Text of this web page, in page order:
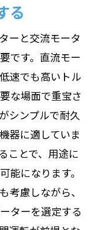
る
ーと交流モータ
です。直流モー
速でも高いトル
な場面で重宝さ
シンプルで耐久
器に適していま
ことで、用途に
能になります。
考慮しながら、
ターを選定する